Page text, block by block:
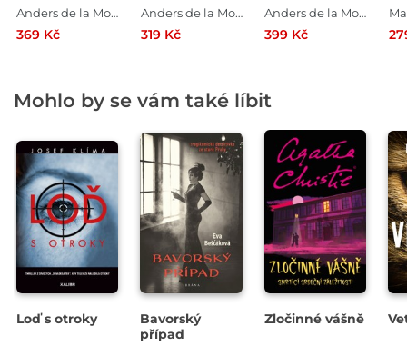
Anders de la Motte , Mans Nilsson
369 Kč
Anders de la Motte
319 Kč
Anders de la Motte
399 Kč
Mohlo by se vám také líbit
Loď s otroky
Bavorský
případ
Zločinné vášně